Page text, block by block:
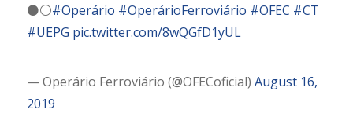
⚫⚪#Operário #OperárioFerroviário #OFEC #CT
#UEPG pic.twitter.com/8wQGfD1yUL
— Operário Ferroviário (@OFECoficial) August 16,
2019